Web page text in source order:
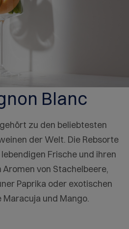
Blanc
zu den beliebtesten
der Welt. Die Rebsorte
Frische und ihren
von Stachelbeere,
Paprika oder exotischen
und Mango.